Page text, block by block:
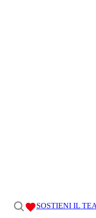
SOSTIENI IL